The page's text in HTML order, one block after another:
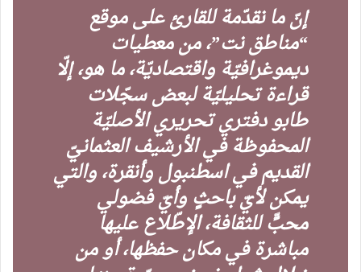
إنّ ما نقدّمة للقارئ على موقع
“مناطق نت”، من معطيات
ديموغرافيّة واقتصاديّة، ما هو، إلّا
قراءة تحليليّة لبعض سجّلات
طابو دفتري تحريري الأصليّة
المحفوظة في الأرشيف العثمانيّ
القديم في اسطنبول وأنقرة، والتي
يمكن لأيّ باحثٍ وأيّ فضولي
محبٍّ للثقافة، الإطّلاع عليها
مباشرة في مكان حفظها، أو من